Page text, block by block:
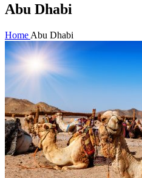
Abu Dhabi
Home Abu Dhabi